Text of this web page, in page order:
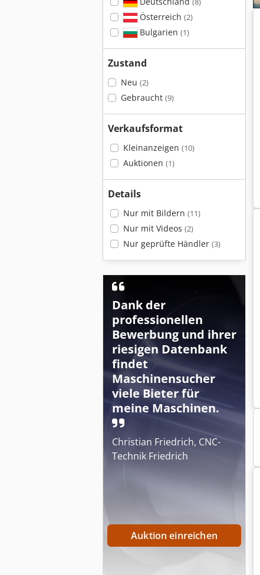
(8)
Österreich (2)
Bulgarien (1)
Zustand
Neu (2)
Gebraucht (9)
Verkaufsformat
Kleinanzeigen (10)
Auktionen (1)
Details
Nur mit Bildern (11)
Nur mit Videos (2)
Nur geprüfte Händler (3)
Dank der
professionellen
Bewerbung und ihrer
riesigen Datenbank
findet
Maschinensucher
viele Bieter für
meine Maschinen.
Christian Friedrich, CNC-
Technik Friedrich
Auktion einreichen
Kettensäge Graule Zugsäge